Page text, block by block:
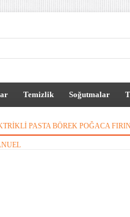
Temizlik Soğutmalar
PASTA BÖREK POĞACA